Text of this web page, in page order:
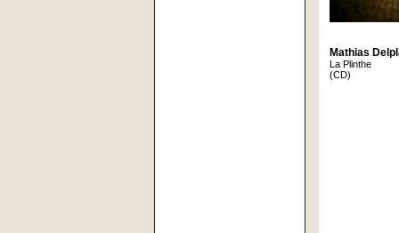
Mathias
La Plinthe
(CD)